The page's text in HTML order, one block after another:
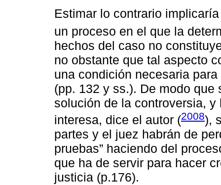
Estimar lo contrario
un proceso en el que la
hechos del caso no
no obstante que tal aspecto
una condición necesaria
(pp. 132 y ss.). De modo
solución de la controversia,
interesa, dice el autor (2008),
partes y el juez habrán de
pruebas” haciendo del
que ha de servir para hacer
justicia (p.176).